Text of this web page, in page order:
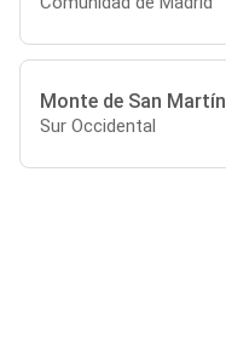
Monte de San Martín
Sur Occidental